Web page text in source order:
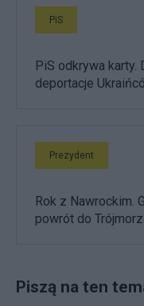
PiS
PiS odkrywa karty.
deportacje
Prezydent
Rok z Nawrockim.
powrót do
Piszą na ten